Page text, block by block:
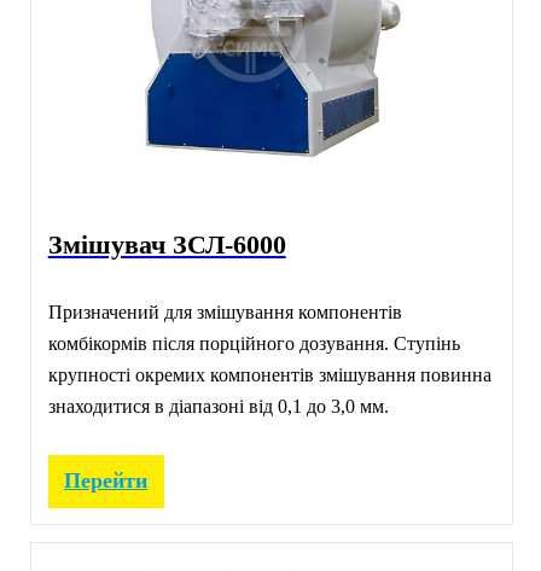
Змішувач ЗСЛ-6000
Призначений для змішування компонентів
комбікормів після порційного дозування. Ступінь
крупності окремих компонентів змішування повинна
знаходитися в діапазоні від 0,1 до 3,0 мм.
Перейти